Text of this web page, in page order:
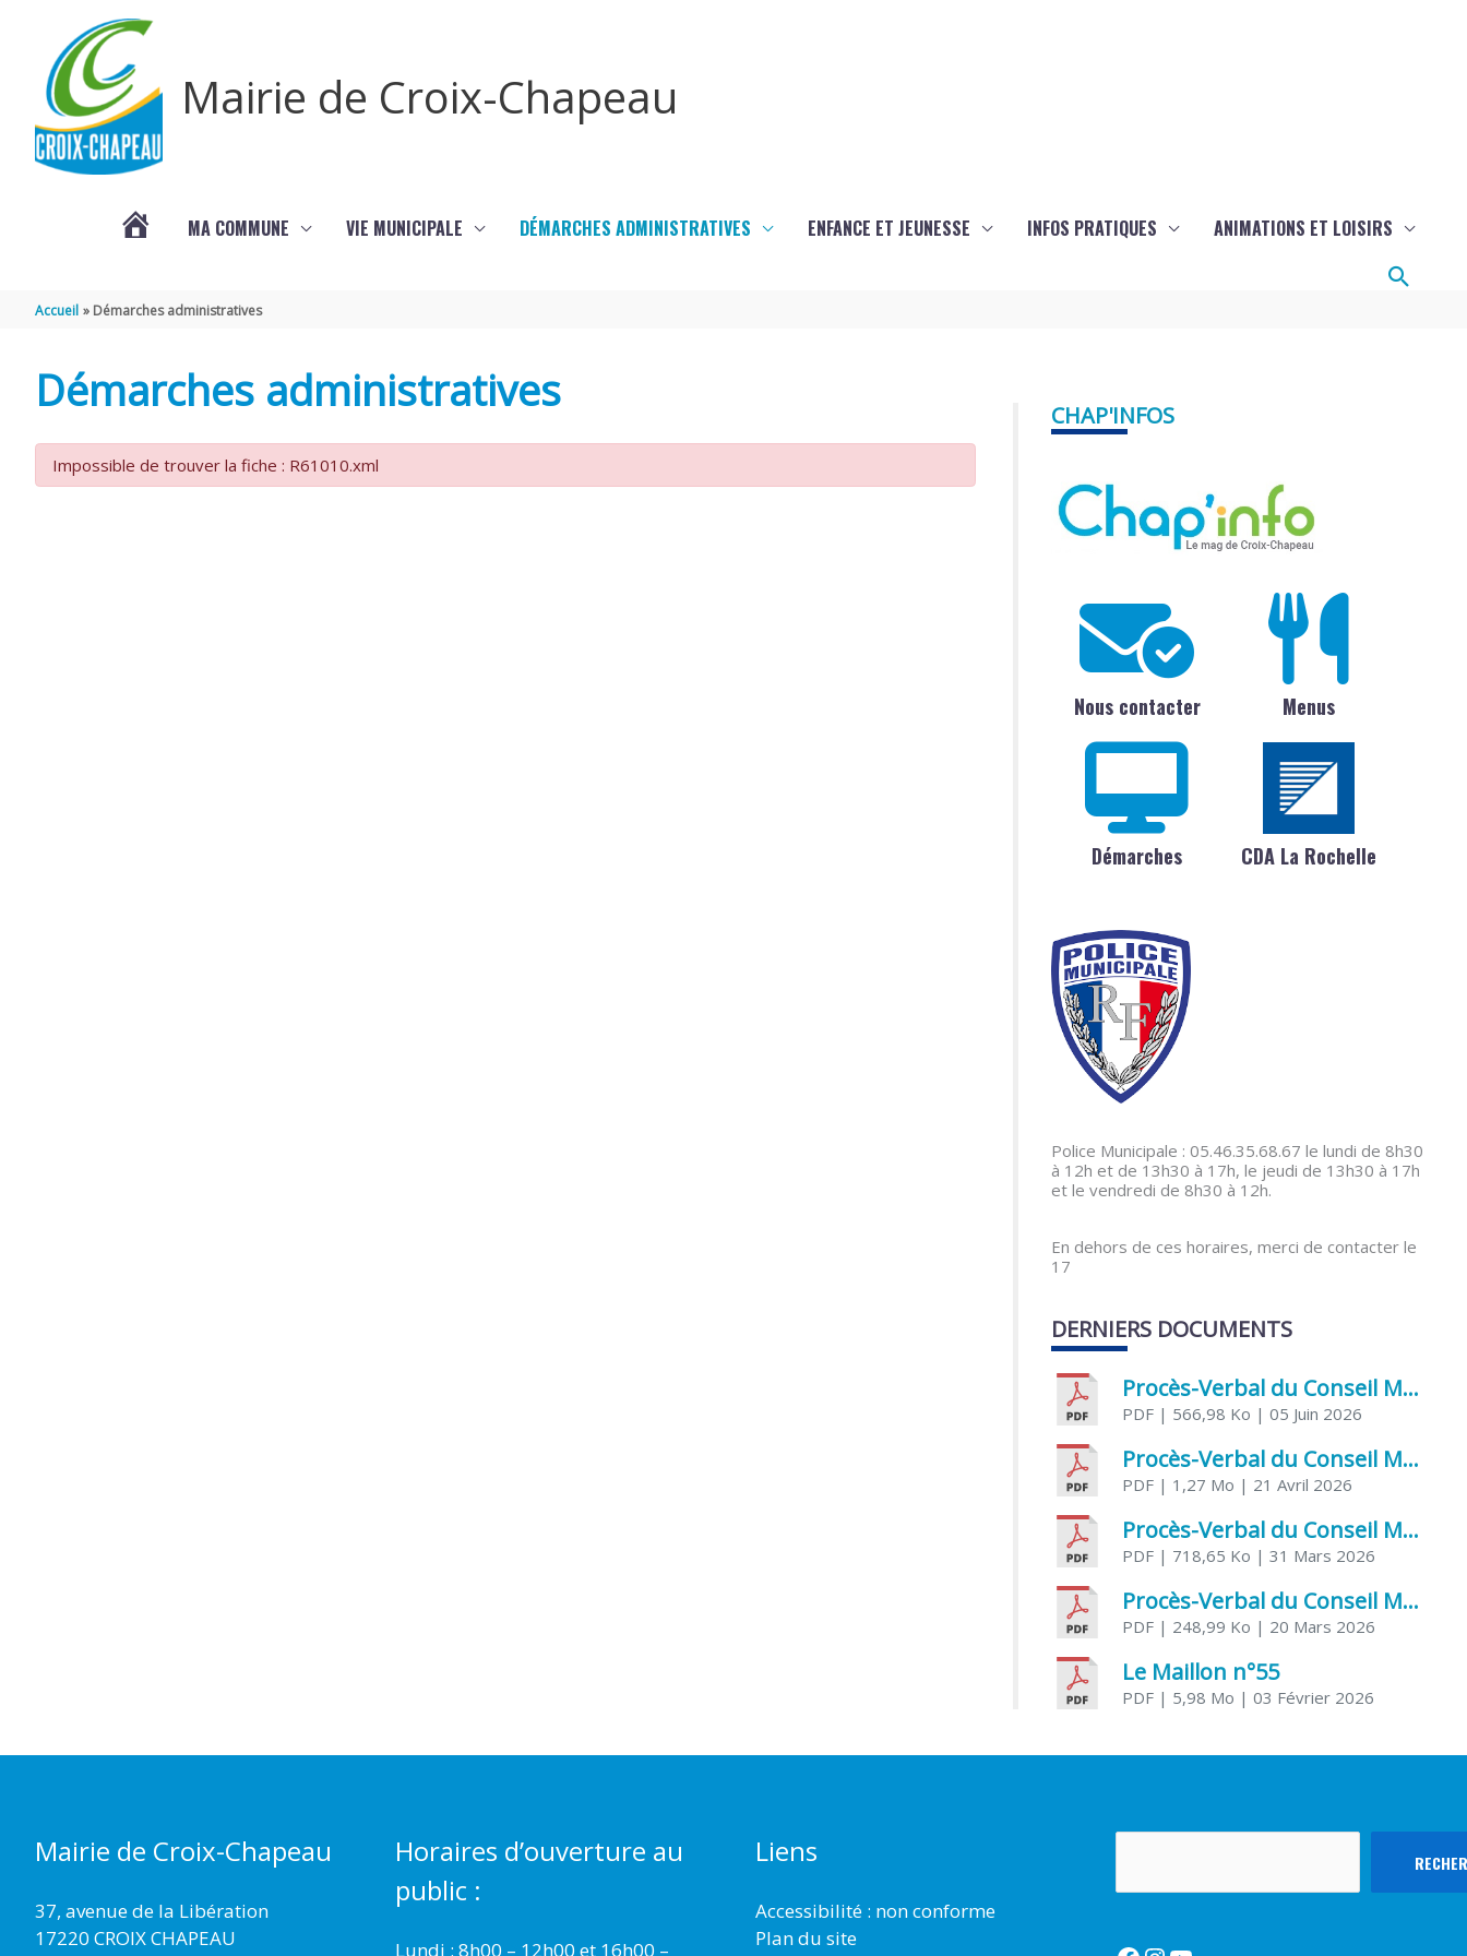
Mairie de Croix-Chapeau
MA COMMUNE VIE MUNICIPALE DÉMARCHES ADMINISTRATIVES ENFANCE ET JEUNESSE INFOS PRATIQUES ANIMATIONS ET LOISIRS
Accueil Démarches administratives
Démarches administratives
Impossible de trouver la fiche : R61010.xml
CHAP'INFOS
Nous contacter Menus
Démarches CDA La Rochelle
Police Municipale : 05.46.35.68.67 le lundi de 8h30
à 12h et de 13h30 à 17h, le jeudi de 13h30 à 17h
et le vendredi de 8h30 à 12h.
En dehors de ces horaires, merci de contacter le
17
DERNIERS DOCUMENTS
Procès-Verbal du Conseil Municipal du 5 juin 2026
PDF | 566,98 Ko | 05 Juin 2026
Procès-Verbal du Conseil Municipal du 21 avril 2026
PDF | 1,27 Mo | 21 Avril 2026
Procès-Verbal du Conseil Municipal du 31 mars 2026
PDF | 718,65 Ko | 31 Mars 2026
Procès-Verbal du Conseil Municipal du 20 mars 2026
PDF | 248,99 Ko | 20 Mars 2026
Le Maillon n°55
PDF | 5,98 Mo | 03 Février 2026
Mairie de Croix-Chapeau
37, avenue de la Libération
17220 CROIX CHAPEAU
Horaires d’ouverture au
public :
Lundi : 8h00 – 12h00 et 16h00 –
Liens
Accessibilité : non conforme
Plan du site